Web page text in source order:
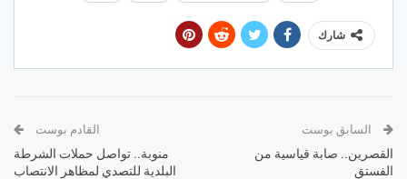
شارك
السابق بوست
القصرين.. صابة قياسية من
الفستق
القادم بوست
منوبة.. تواصل حملات الشرطة
البلدية للتصدي لمظاهر الانتصاب